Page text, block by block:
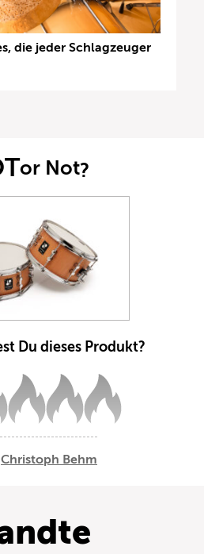
die jeder Schlagzeuger
or Not?
Du dieses Produkt?
Christoph Behm